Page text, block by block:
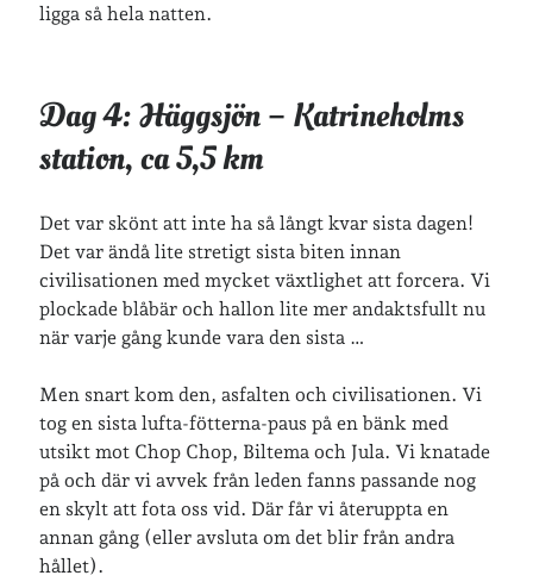
ligga så hela natten.
Dag 4: Häggsjön – Katrineholms
station, ca 5,5 km
Det var skönt att inte ha så långt kvar sista dagen!
Det var ändå lite stretigt sista biten innan
civilisationen med mycket växtlighet att forcera. Vi
plockade blåbär och hallon lite mer andaktsfullt nu
när varje gång kunde vara den sista …
Men snart kom den, asfalten och civilisationen. Vi
tog en sista lufta-fötterna-paus på en bänk med
utsikt mot Chop Chop, Biltema och Jula. Vi knatade
på och där vi avvek från leden fanns passande nog
en skylt att fota oss vid. Där får vi återuppta en
annan gång (eller avsluta om det blir från andra
hållet).